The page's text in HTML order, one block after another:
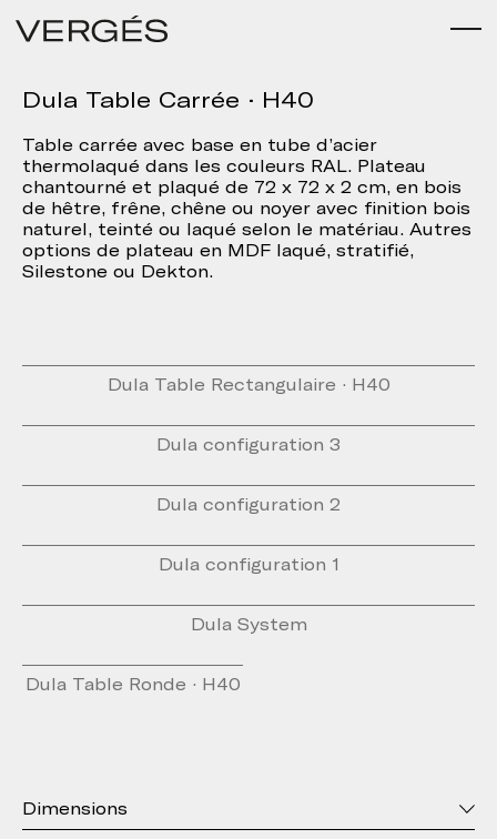
Dula Table Carrée · H40
Table carrée avec base en tube d’acier
thermolaqué dans les couleurs RAL. Plateau
chantourné et plaqué de 72 x 72 x 2 cm, en bois
de hêtre, frêne, chêne ou noyer avec finition bois
naturel, teinté ou laqué selon le matériau. Autres
options de plateau en MDF laqué, stratifié,
Silestone ou Dekton.
Dula Table Rectangulaire · H40
Dula configuration 3
Dula configuration 2
Dula configuration 1
Dula System
Dula Table Ronde · H40
Dimensions